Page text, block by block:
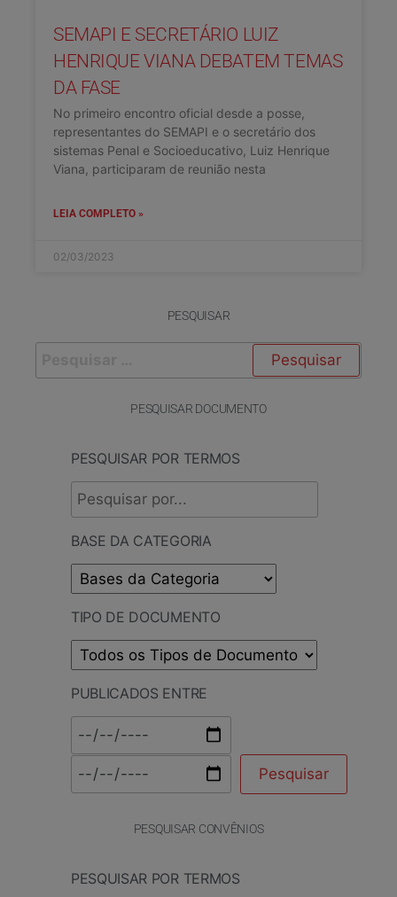
SEMAPI E SECRETÁRIO LUIZ
HENRIQUE VIANA DEBATEM TEMAS
DA FASE
No primeiro encontro oficial desde a posse,
representantes do SEMAPI e o secretário dos
sistemas Penal e Socioeducativo, Luiz Henrique
Viana, participaram de reunião nesta
LEIA COMPLETO »
02/03/2023
PESQUISAR
PESQUISAR DOCUMENTO
PESQUISAR POR TERMOS
BASE DA CATEGORIA
TIPO DE DOCUMENTO
PUBLICADOS ENTRE
PESQUISAR CONVÊNIOS
PESQUISAR POR TERMOS